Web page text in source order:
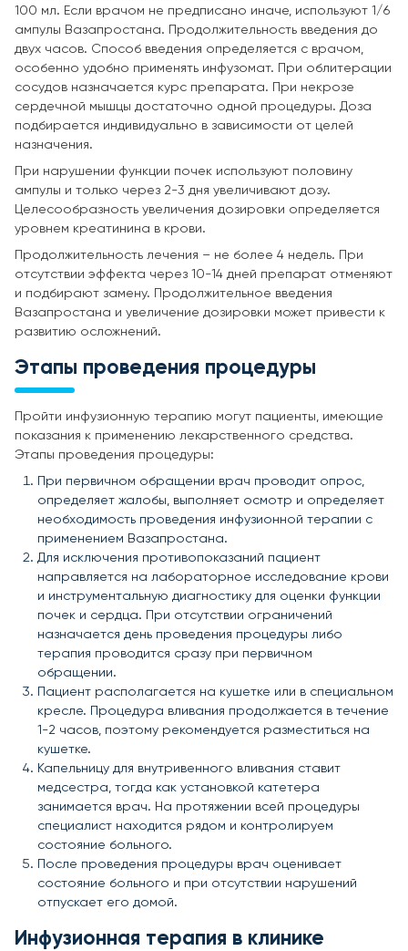
100 мл. Если врачом не предписано иначе, используют 1/6
ампулы Вазапростана. Продолжительность введения до
двух часов. Способ введения определяется с врачом,
особенно удобно применять инфузомат. При облитерации
сосудов назначается курс препарата. При некрозе
сердечной мышцы достаточно одной процедуры. Доза
подбирается индивидуально в зависимости от целей
назначения.
При нарушении функции почек используют половину
ампулы и только через 2-3 дня увеличивают дозу.
Целесообразность увеличения дозировки определяется
уровнем креатинина в крови.
Продолжительность лечения – не более 4 недель. При
отсутствии эффекта через 10-14 дней препарат отменяют
и подбирают замену. Продолжительное введения
Вазапростана и увеличение дозировки может привести к
развитию осложнений.
Этапы проведения процедуры
Пройти инфузионную терапию могут пациенты, имеющие
показания к применению лекарственного средства.
Этапы проведения процедуры:
При первичном обращении врач проводит опрос,
определяет жалобы, выполняет осмотр и определяет
необходимость проведения инфузионной терапии с
применением Вазапростана.
Для исключения противопоказаний пациент
направляется на лабораторное исследование крови
и инструментальную диагностику для оценки функции
почек и сердца. При отсутствии ограничений
назначается день проведения процедуры либо
терапия проводится сразу при первичном
обращении.
Пациент располагается на кушетке или в специальном
кресле. Процедура вливания продолжается в течение
1-2 часов, поэтому рекомендуется разместиться на
кушетке.
Капельницу для внутривенного вливания ставит
медсестра, тогда как установкой катетера
занимается врач. На протяжении всей процедуры
специалист находится рядом и контролируем
состояние больного.
После проведения процедуры врач оценивает
состояние больного и при отсутствии нарушений
отпускает его домой.
Инфузионная терапия в клинике